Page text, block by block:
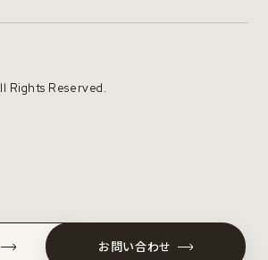
Rights Reserved.
お問い合わせ